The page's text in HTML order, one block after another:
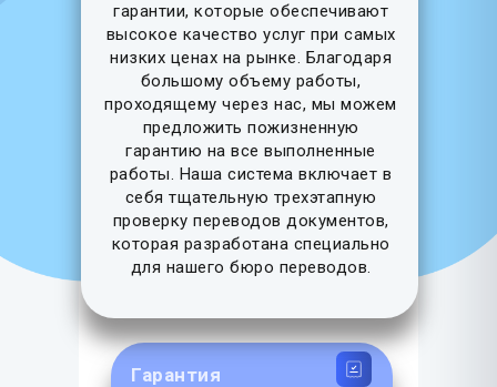
Гарантия
гарантии, которые обеспечивают
высокое качество услуг при самых
низких ценах на рынке. Благодаря
большому объему работы,
проходящему через нас, мы можем
предложить пожизненную
гарантию на все выполненные
работы. Наша система включает в
себя тщательную трехэтапную
проверку переводов документов,
которая разработана специально
для нашего бюро переводов.